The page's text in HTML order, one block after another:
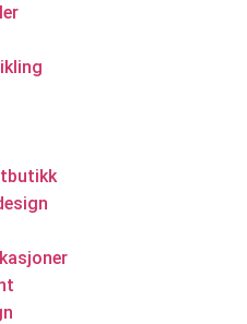
og partnerskap